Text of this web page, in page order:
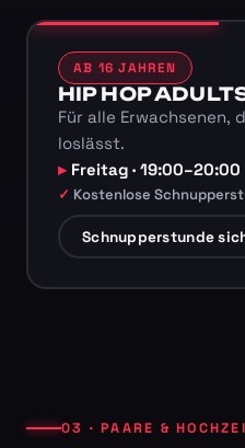
AB 16 JAHREN
HIP HOP
Für alle Erwachsenen,
loslässt.
Freitag · 19:00–20:00
Kostenlose
Schnupperstunde
03 · PAARE &